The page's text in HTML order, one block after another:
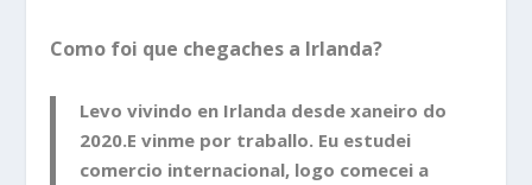
Como foi que chegaches a Irlanda?
Levo vivindo en Irlanda desde xaneiro do
2020.E vinme por traballo. Eu estudei
comercio internacional, logo comecei a